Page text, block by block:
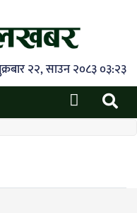
२२, साउन २०८३ ०३:२३